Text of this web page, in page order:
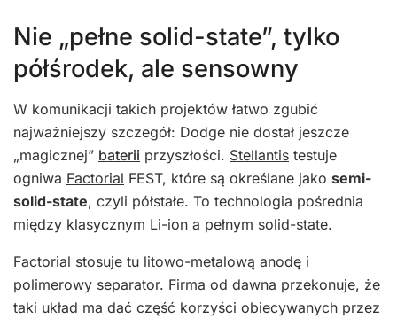
Nie „pełne solid-state”, tylko
półśrodek, ale sensowny
W komunikacji takich projektów łatwo zgubić
najważniejszy szczegół: Dodge nie dostał jeszcze
„magicznej” baterii przyszłości. Stellantis testuje
ogniwa Factorial FEST, które są określane jako semi-
solid-state, czyli półstałe. To technologia pośrednia
między klasycznym Li-ion a pełnym solid-state.
Factorial stosuje tu litowo-metalową anodę i
polimerowy separator. Firma od dawna przekonuje, że
taki układ ma dać część korzyści obiecywanych przez